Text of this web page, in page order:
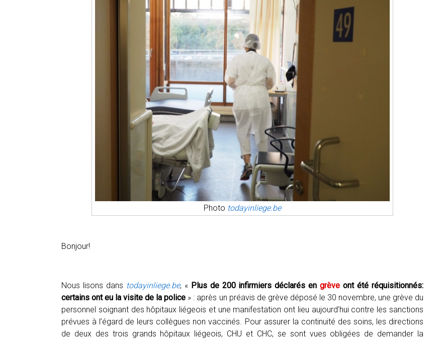
Photo todayinliege.be
Bonjour!
Nous lisons dans todayinliege.be, « Plus de 200 infirmiers déclarés engrève ont été réquisitionnés:
certains ont eu la visite de la police » : après un préavis de grève déposé le 30 novembre, une grève du
personnel soignant des hôpitaux liégeois et une manifestation ont lieu aujourd’hui contre les sanctions
prévues à l’égard de leurs collègues non vaccinés. Pour assurer la continuité des soins, les directions
de deux des trois grands hôpitaux liégeois, CHU et CHC, se sont vues obligées de demander la